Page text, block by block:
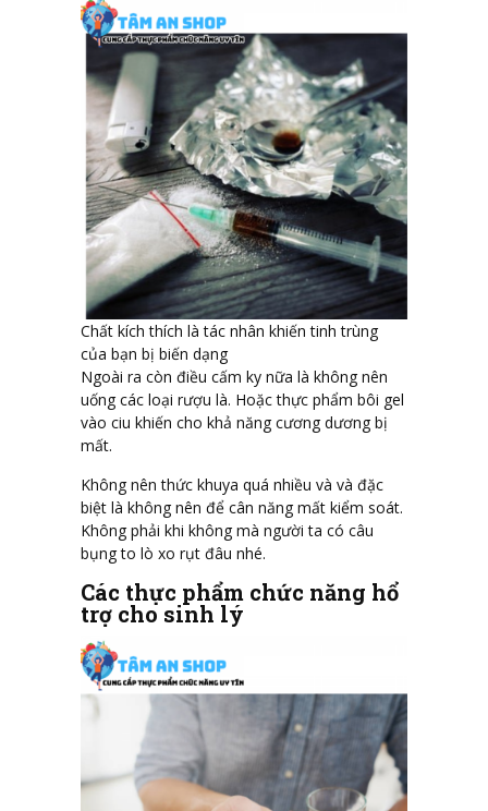
Chất kích thích là tác nhân khiến tinh trùng
của bạn bị biến dạng
Ngoài ra còn điều cấm ky nữa là không nên
uống các loại rượu là. Hoặc thực phẩm bôi gel
vào ciu khiến cho khả năng cương dương bị
mất.
Không nên thức khuya quá nhiều và và đặc
biệt là không nên để cân năng mất kiểm soát.
Không phải khi không mà người ta có câu
bụng to lò xo rụt đâu nhé.
Các thực phẩm chức năng hổ
trợ cho sinh lý